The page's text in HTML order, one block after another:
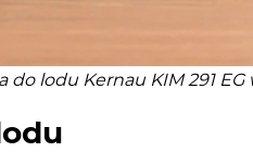
do lodu Kernau KIM 291